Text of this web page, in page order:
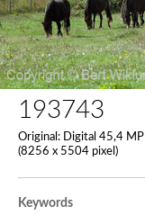
193743
Original: Digital 45,4 MP
(8256 x 5504 pixel)
Keywords